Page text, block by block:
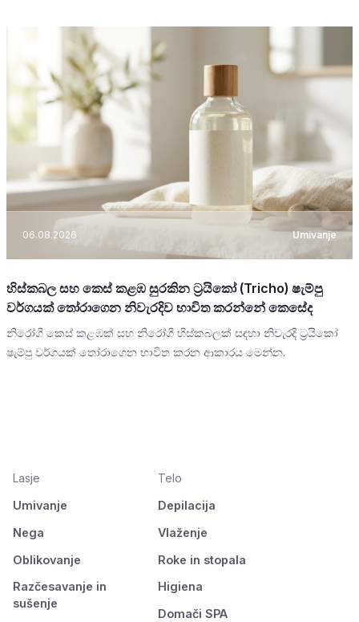
06.08.2026 Umivanje
හිස්කබල සහ කෙස් කළඹ සුරකින ට්‍රයිකෝ (Tricho) ෂැම්පු
වර්ගයක් තෝරාගෙන නිවැරදිව භාවිත කරන්නේ කෙසේද
නිරෝගී කෙස් කළඹක් සහ නිරෝගී හිස්කබලක් සඳහා නිවැරදි ට්‍රයිකෝ
ෂැම්පු වර්ගයක් තෝරාගෙන භාවිත කරන ආකාරය මෙන්න.
Lasje
Umivanje
Nega
Oblikovanje
Razčesavanje in
sušenje
Telo
Depilacija
Vlaženje
Roke in stopala
Higiena
Domači SPA